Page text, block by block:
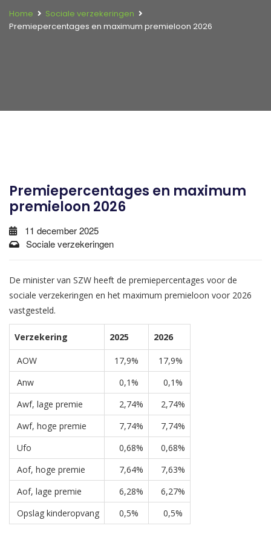
Home
Sociale verzekeringen
Premiepercentages en maximum premieloon 2026
Premiepercentages en maximum
premieloon 2026
11 december 2025
Sociale verzekeringen
De minister van SZW heeft de premiepercentages voor de
sociale verzekeringen en het maximum premieloon voor 2026
vastgesteld.
Verzekering 2025 2026
AOW 17,9%
17,9%
Anw
0,1%
0,1%
Awf, lage premie
2,74%
2,74%
Awf, hoge premie
7,74%
7,74%
Ufo
0,68%
0,68%
Aof, hoge premie
7,64%
7,63%
Aof, lage premie
6,28%
6,27%
Opslag kinderopvang
0,5% 0,5%